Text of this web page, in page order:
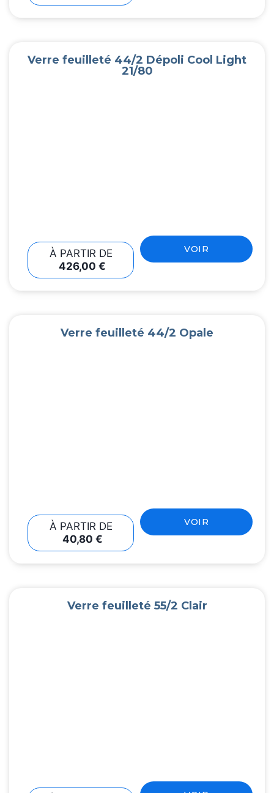
Verre feuilleté 44/2 Dépoli Cool Light
21/80
À PARTIR DE
426,00€
VOIR
Verre feuilleté 44/2 Opale
À PARTIR DE
40,80 €
VOIR
Verre feuilleté 55/2 Clair